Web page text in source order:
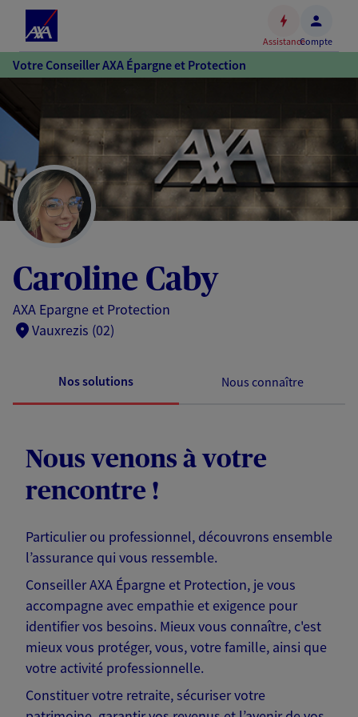
Accéder
au
Accéder
au
pied
de
page
AssistanceCompte
Votre Conseiller AXA Épargne et Protection
Caroline Caby
AXA Epargne et Protection
Vauxrezis (02)
Nos solutions Nous connaître
Nous venons à votre
rencontre !
Particulier ou professionnel, découvrons ensemble
l’assurance qui vous ressemble.
Conseiller AXA Épargne et Protection, je vous
accompagne avec empathie et exigence pour
identifier vos besoins. Mieux vous connaître, c'est
mieux vous protéger, vous, votre famille, ainsi que
votre activité professionnelle.
Constituer votre retraite, sécuriser votre